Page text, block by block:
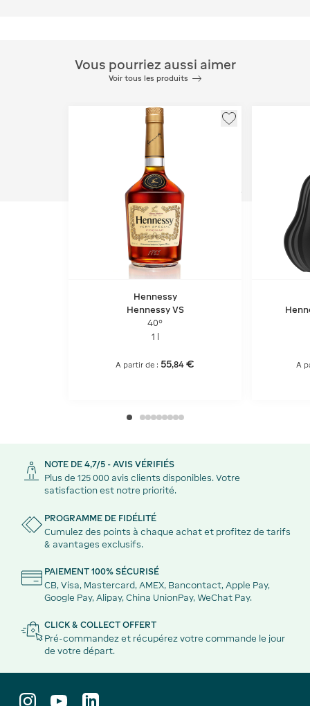
Vous pourriez aussi aimer
Voir tous les produits
Hennessy
Hennessy VS
40°
1 l
A partir de : 55,84 € A
NOTE DE 4,7/5 - AVIS VÉRIFIÉS
Plus de 125 000 avis clients disponibles. Votre
satisfaction est notre priorité.
PROGRAMME DE FIDÉLITÉ
Cumulez des points à chaque achat et profitez de tarifs
& avantages exclusifs.
PAIEMENT 100% SÉCURISÉ
CB, Visa, Mastercard, AMEX, Bancontact, Apple Pay,
Google Pay, Alipay, China UnionPay, WeChat Pay.
CLICK & COLLECT OFFERT
Pré-commandez et récupérez votre commande le jour
de votre départ.